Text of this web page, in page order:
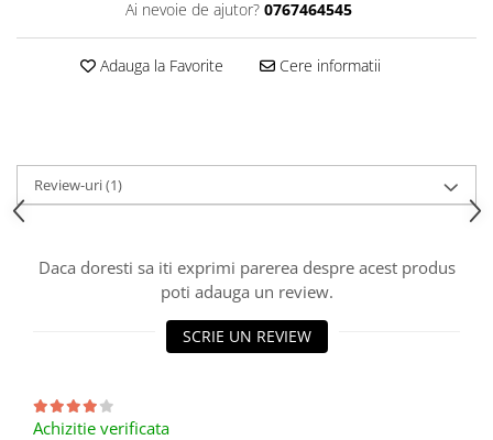
Ai nevoie de ajutor? 0767464545
Adauga la Favorite Cere informatii
Review-uri(1)
Daca doresti sa iti exprimi parerea despre acest produs
poti adauga un review.
SCRIE UN REVIEW
Achizitie verificata